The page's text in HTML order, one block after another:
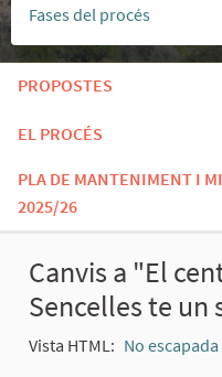
Fases del procés
PROPOSTES
EL PROCÉS
PLA DE MANTENIMENT I
2025/26
Canvis a "El
Sencelles te
Vista HTML: No escapada